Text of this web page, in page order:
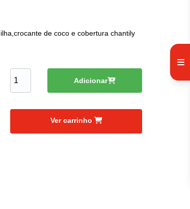
de coco e cobertura chantily
Adicionar
Ver carrinho